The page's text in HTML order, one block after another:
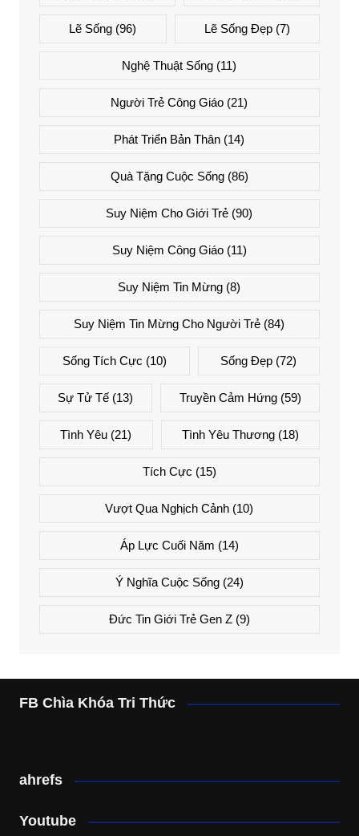
Lẽ Sống (96) Lẽ Sống Đẹp(7)
Nghệ Thuật Sống (11)
Người Trẻ Công Giáo (21)
Phát Triển Bản Thân (14)
Quà Tặng Cuộc Sống(86)
Suy Niệm Cho Giới Trẻ (90)
Suy Niệm Công Giáo(11)
Suy Niệm Tin Mừng (8)
Suy Niệm Tin Mừng Cho Người Trẻ (84)
Sống Tích Cực (10) Sống Đẹp (72)
Sự Tử Tế (13) Truyền Cảm Hứng(59)
Tình Yêu (21) Tình Yêu Thương(18)
Tích Cực (15)
Vượt Qua Nghịch Cảnh (10)
Áp Lực Cuối Năm (14)
Ý Nghĩa Cuộc Sống(24)
Đức Tin Giới Trẻ Gen Z(9)
FB Chìa Khóa Tri Thức
ahrefs
Youtube